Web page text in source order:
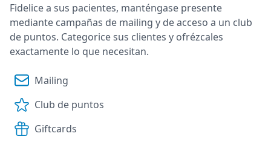
Fidelice a sus pacientes, manténgase presente
mediante campañas de mailing y de acceso a un club
de puntos. Categorice sus clientes y ofrézcales
exactamente lo que necesitan.
Mailing
Club de puntos
Giftcards